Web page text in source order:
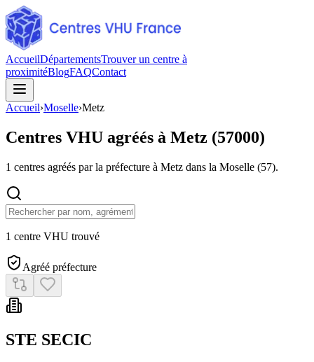
AccueilDépartementsTrouver un centre à
proximitéBlogFAQContact
Accueil›Moselle›Metz
Centres VHU agréés à Metz (57000)
1 centres agréés par la préfecture à Metz dans la Moselle (57).
1 centre VHU trouvé
Agréé préfecture
STE SECIC